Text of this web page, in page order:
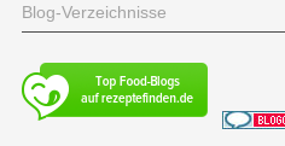
Blog-Verzeichnisse